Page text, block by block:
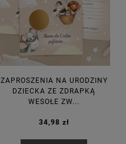
ZAPROSZENIA NA URODZINY
DZIECKA ZE ZDRAPKĄ
WESOŁE ZW...
34,98 zł